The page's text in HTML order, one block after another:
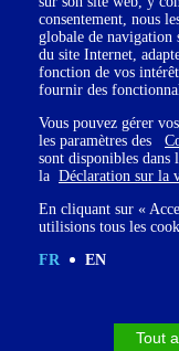
Et sur la question
de femmes dans
quotas dans les
Une fois posée la
pour prendre place
quand il s’agit de
consentement, nous
globale de navigation
du site Internet,
fonction de vos
fournir des
Vous pouvez gérer
les paramètres des
sont disponibles dans
la Déclaration sur la
En cliquant sur «
utilisions tous les
FR
EN
Tout